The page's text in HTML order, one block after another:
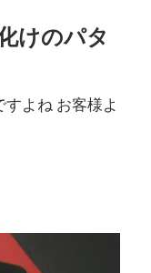
けのパタ
よね お客様よ